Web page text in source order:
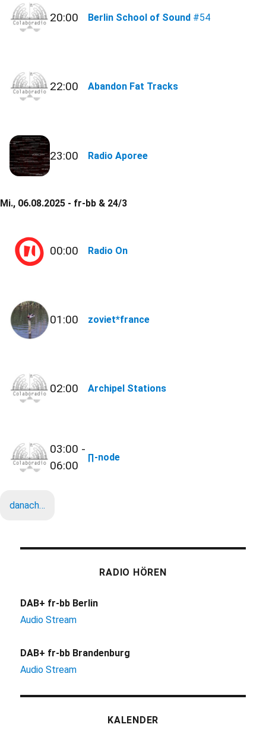
20:00 Berlin School of Sound #54
22:00 Abandon Fat Tracks
23:00 Radio Aporee
Mi., 06.08.2025 - fr-bb & 24/3
00:00 Radio On
01:00 zoviet*france
02:00 Archipel Stations
03:00 -
06:00
∏-node
danach…
RADIO HÖREN
DAB+ fr-bb Berlin
Audio Stream
DAB+ fr-bb Brandenburg
Audio Stream
KALENDER